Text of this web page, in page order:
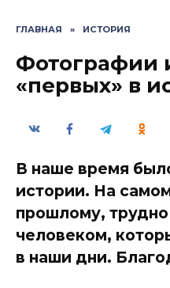
ГЛАВНАЯ » ИСТОРИЯ
Фотографии
«первых» в
В наше время
истории. На
прошлому,
человеком,
в наши дни.